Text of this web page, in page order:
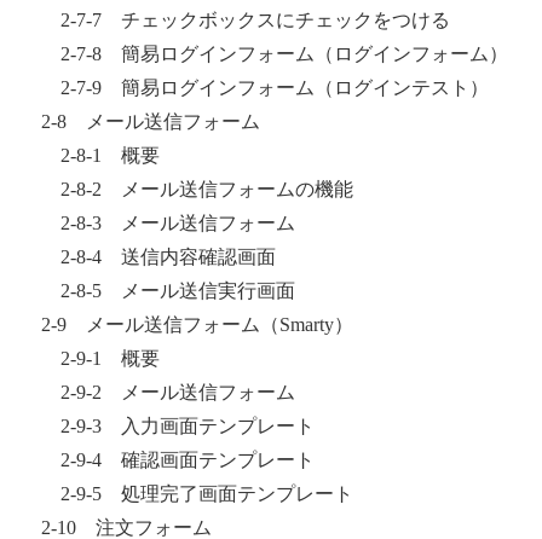
2-7-7 チェックボックスにチェックをつける
2-7-8 簡易ログインフォーム（ログインフォーム）
2-7-9 簡易ログインフォーム（ログインテスト）
2-8 メール送信フォーム
2-8-1 概要
2-8-2 メール送信フォームの機能
2-8-3 メール送信フォーム
2-8-4 送信内容確認画面
2-8-5 メール送信実行画面
2-9 メール送信フォーム（Smarty）
2-9-1 概要
2-9-2 メール送信フォーム
2-9-3 入力画面テンプレート
2-9-4 確認画面テンプレート
2-9-5 処理完了画面テンプレート
2-10 注文フォーム